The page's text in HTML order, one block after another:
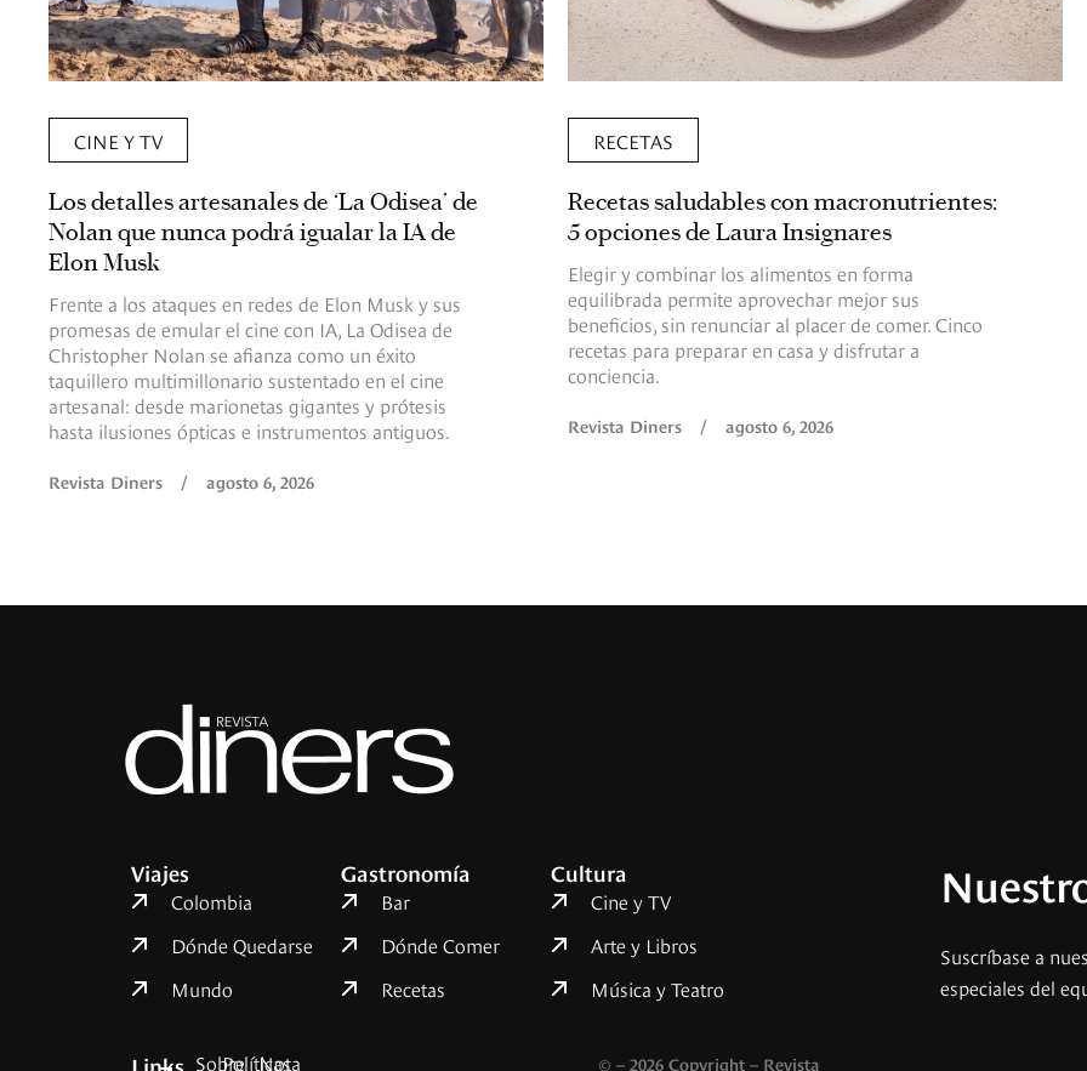
CINE Y TV
Los detalles artesanales de ‘La Odisea’ de
Nolan que nunca podrá igualar la IA de
Elon Musk
Frente a los ataques en redes de Elon Musk y sus
promesas de emular el cine con IA, La Odisea de
Christopher Nolan se afianza como un éxito
taquillero multimillonario sustentado en el cine
artesanal: desde marionetas gigantes y prótesis
hasta ilusiones ópticas e instrumentos antiguos.
Revista Diners / agosto 6, 2026
RECETAS
Recetas saludables con macronutrientes:
5 opciones de Laura Insignares
Elegir y combinar los alimentos en forma
equilibrada permite aprovechar mejor sus
beneficios, sin renunciar al placer de comer. Cinco
recetas para preparar en casa y disfrutar a
conciencia.
Revista Diners / agosto 6, 2026
Viajes
Colombia
Dónde Quedarse
Mundo
Gastronomía
Bar
Dónde Comer
Recetas
Cultura
Cine y TV
Arte y Libros
Música y Teatro
Links SobrePolíticas
Nota © – 2026 Copyright – Revista
Suscríbase a
especiales del